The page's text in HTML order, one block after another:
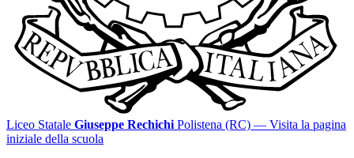
Liceo Statale Giuseppe Rechichi Polistena (RC) — Visita la pagina
iniziale della scuola